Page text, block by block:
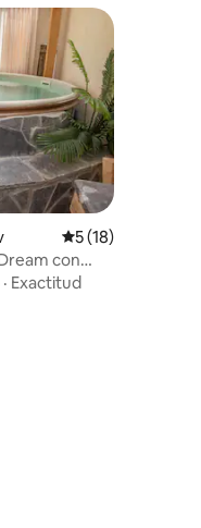
Calificación
5 (18)
con
· Exactitud